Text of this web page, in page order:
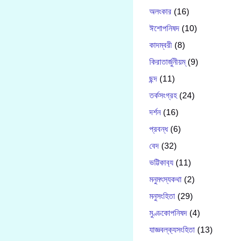
অলংকার (16)
ঈশোপনিষদ (10)
কাদম্বরী (8)
কিরাতার্জুনীয়ম্(9)
ছন্দ (11)
তর্কসংগ্রহ(24)
দর্শন(16)
প্রবন্ধ(6)
বেদ (32)
ভট্টিকাব‍্য (11)
মনুমৎস্যকথা (2)
মনুসংহিতা (29)
মুণ্ডকোপনিষদ (4)
যাজ্ঞবল্ক‍্যসংহিতা (13)